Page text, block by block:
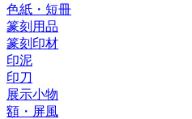
色紙・短冊
篆刻用品
篆刻印材
印泥
印刀
展示小物
額・屏風